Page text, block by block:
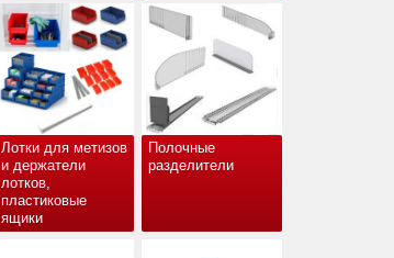
Лотки для метизов
и держатели
лотков,
пластиковые
ящики
Полочные
разделители